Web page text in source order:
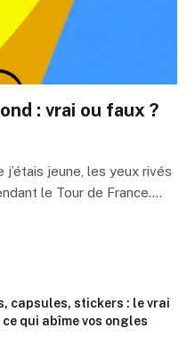
: vrai ou faux ?
jeune, les yeux rivés
le Tour de France.…
capsules, stickers : le vrai
qui abîme vos ongles